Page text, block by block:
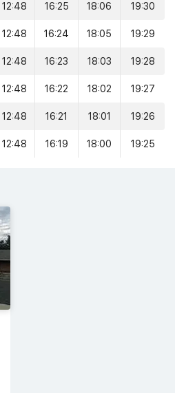
12:48 16:25 18:06 19:30
12:48 16:24 18:05 19:29
12:48 16:23 18:03 19:28
12:48 16:22 18:02 19:27
12:48 16:21 18:01 19:26
12:48 16:19 18:00 19:25